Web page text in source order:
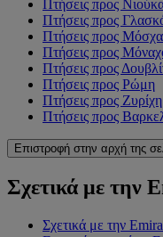
Πτήσεις προς
Πτήσεις προς
Πτήσεις προς Μόσχα
Πτήσεις προς
Πτήσεις προς
Πτήσεις προς Ρώμη
Πτήσεις προς Ζυρίχη
Πτήσεις προς
Επιστροφή στην αρχή της
Σχετικά με την
Σχετικά με την